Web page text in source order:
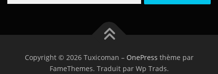
Copyright © 2026 Tuxicoman – OnePress thème par
FameThemes. Traduit par Wp Trads.